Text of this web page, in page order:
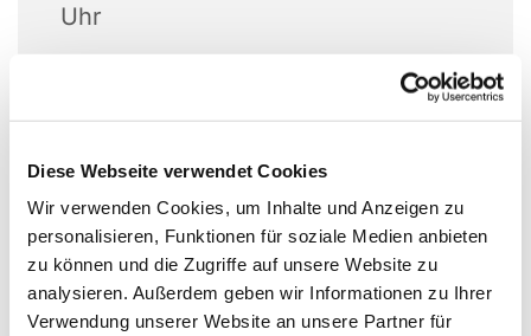
Diese Webseite verwendet Cookies
Wir verwenden Cookies, um Inhalte und Anzeigen zu
personalisieren, Funktionen für soziale Medien anbieten
zu können und die Zugriffe auf unsere Website zu
analysieren. Außerdem geben wir Informationen zu Ihrer
Verwendung unserer Website an unsere Partner für
Uhr
Ev. Stadtkirche Unna, Kirchplatz 1,
59423 Unna